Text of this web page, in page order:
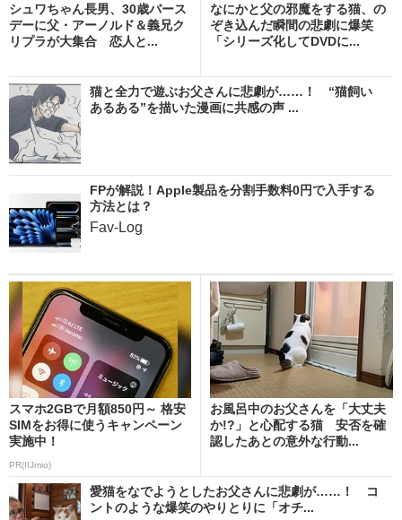
シュワちゃん長男、30歳バース
デーに父・アーノルド＆義兄ク
リプラが大集合 恋人と...
なにかと父の邪魔をする猫、の
ぞき込んだ瞬間の悲劇に爆笑
「シリーズ化してDVDに...
猫と全力で遊ぶお父さんに悲劇が……！ “猫飼い
あるある”を描いた漫画に共感の声 ...
FPが解説！Apple製品を分割手数料0円で入手する
方法とは？
Fav-Log
スマホ2GBで月額850円～ 格安
SIMをお得に使うキャンペーン
実施中！
PR(IIJmio)
お風呂中のお父さんを「大丈夫
か!?」と心配する猫 安否を確
認したあとの意外な行動...
愛猫をなでようとしたお父さんに悲劇が……！ コ
ントのような爆笑のやりとりに「オチ...